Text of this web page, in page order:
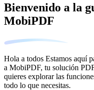
Bienvenido a la
MobiPDF
Hola a todos Estamos aquí
a MobiPDF, tu solución
quieres explorar las
todo lo que necesitas.